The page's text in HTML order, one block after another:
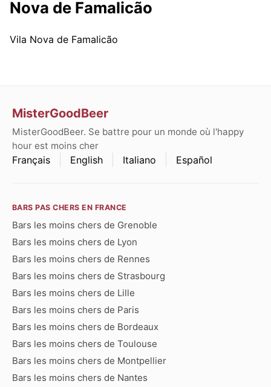
Nova de Famalicão
Vila Nova de Famalicão
MisterGoodBeer
MisterGoodBeer. Se battre pour un monde où l'happy
hour est moins cher
Français English Italiano Español
BARS PAS CHERS EN FRANCE
Bars les moins chers de Grenoble
Bars les moins chers de Lyon
Bars les moins chers de Rennes
Bars les moins chers de Strasbourg
Bars les moins chers de Lille
Bars les moins chers de Paris
Bars les moins chers de Bordeaux
Bars les moins chers de Toulouse
Bars les moins chers de Montpellier
Bars les moins chers de Nantes